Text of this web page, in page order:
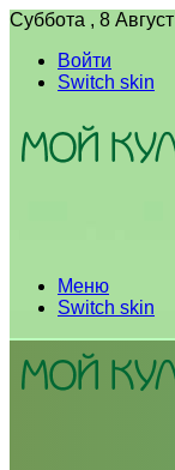
Суббота , 8
Войти
Switch skin
Меню
Switch skin